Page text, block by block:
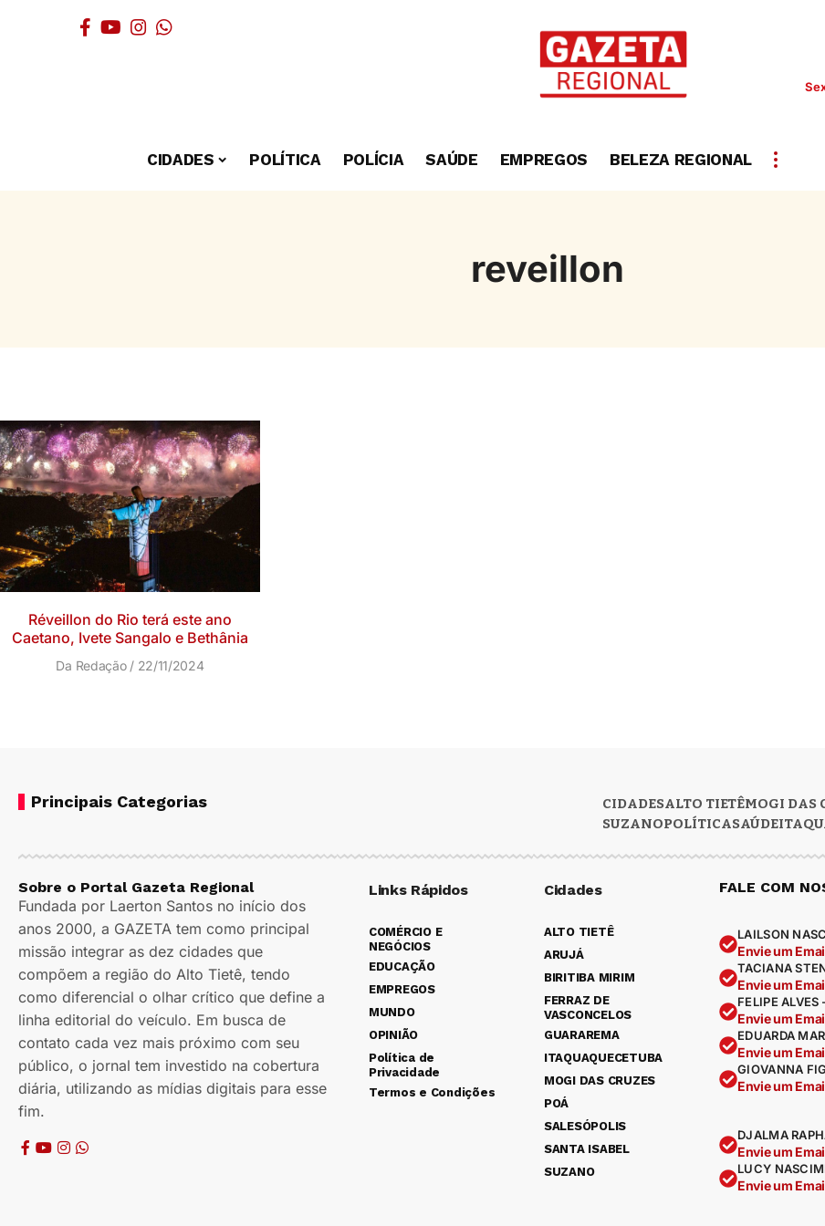
CIDADES POLÍTICA POLÍCIA SAÚDE EMPREGOS BELEZA REGIONAL
reveillon
Réveillon do Rio terá este ano
Caetano, Ivete Sangalo e Bethânia
Da Redação 22/11/2024
Principais Categorias CIDADESALTO TIETÊMOGI DAS
SUZANOPOLÍTICASAÚDE
Sobre o Portal Gazeta Regional
Fundada por Laerton Santos no início dos
anos 2000, a GAZETA tem como principal
missão integrar as dez cidades que
compõem a região do Alto Tietê, tendo
como diferencial o olhar crítico que define a
linha editorial do veículo. Em busca de
contato cada vez mais próximo com seu
público, o jornal tem investido na cobertura
diária, utilizando as mídias digitais para esse
fim.
Links Rápidos
COMÉRCIO E
NEGÓCIOS
EDUCAÇÃO
EMPREGOS
MUNDO
OPINIÃO
Política de
Privacidade
Termos e Condições
Cidades
ALTO TIETÊ
ARUJÁ
BIRITIBA MIRIM
FERRAZ DE
VASCONCELOS
GUARAREMA
ITAQUAQUECETUBA
MOGI DAS CRUZES
POÁ
SALESÓPOLIS
SANTA ISABEL
SUZANO
FALE COM
LAILSON
Envie um
TACIANA
Envie um
FELIPE ALVES
Envie um
EDUARDA
Envie um
GIOVANNA
Envie um
DJALMA
Envie um
LUCY
Envie um